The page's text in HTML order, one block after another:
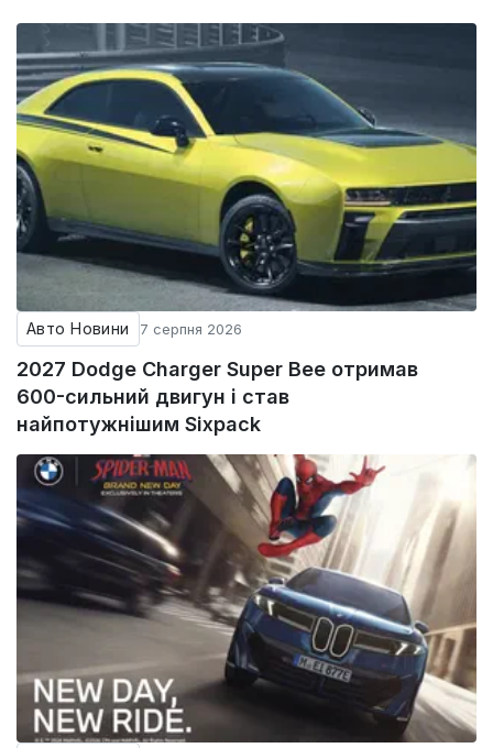
Авто Новини 7 серпня 2026
2027 Dodge Charger Super Bee отримав
600-сильний двигун і став
найпотужнішим Sixpack